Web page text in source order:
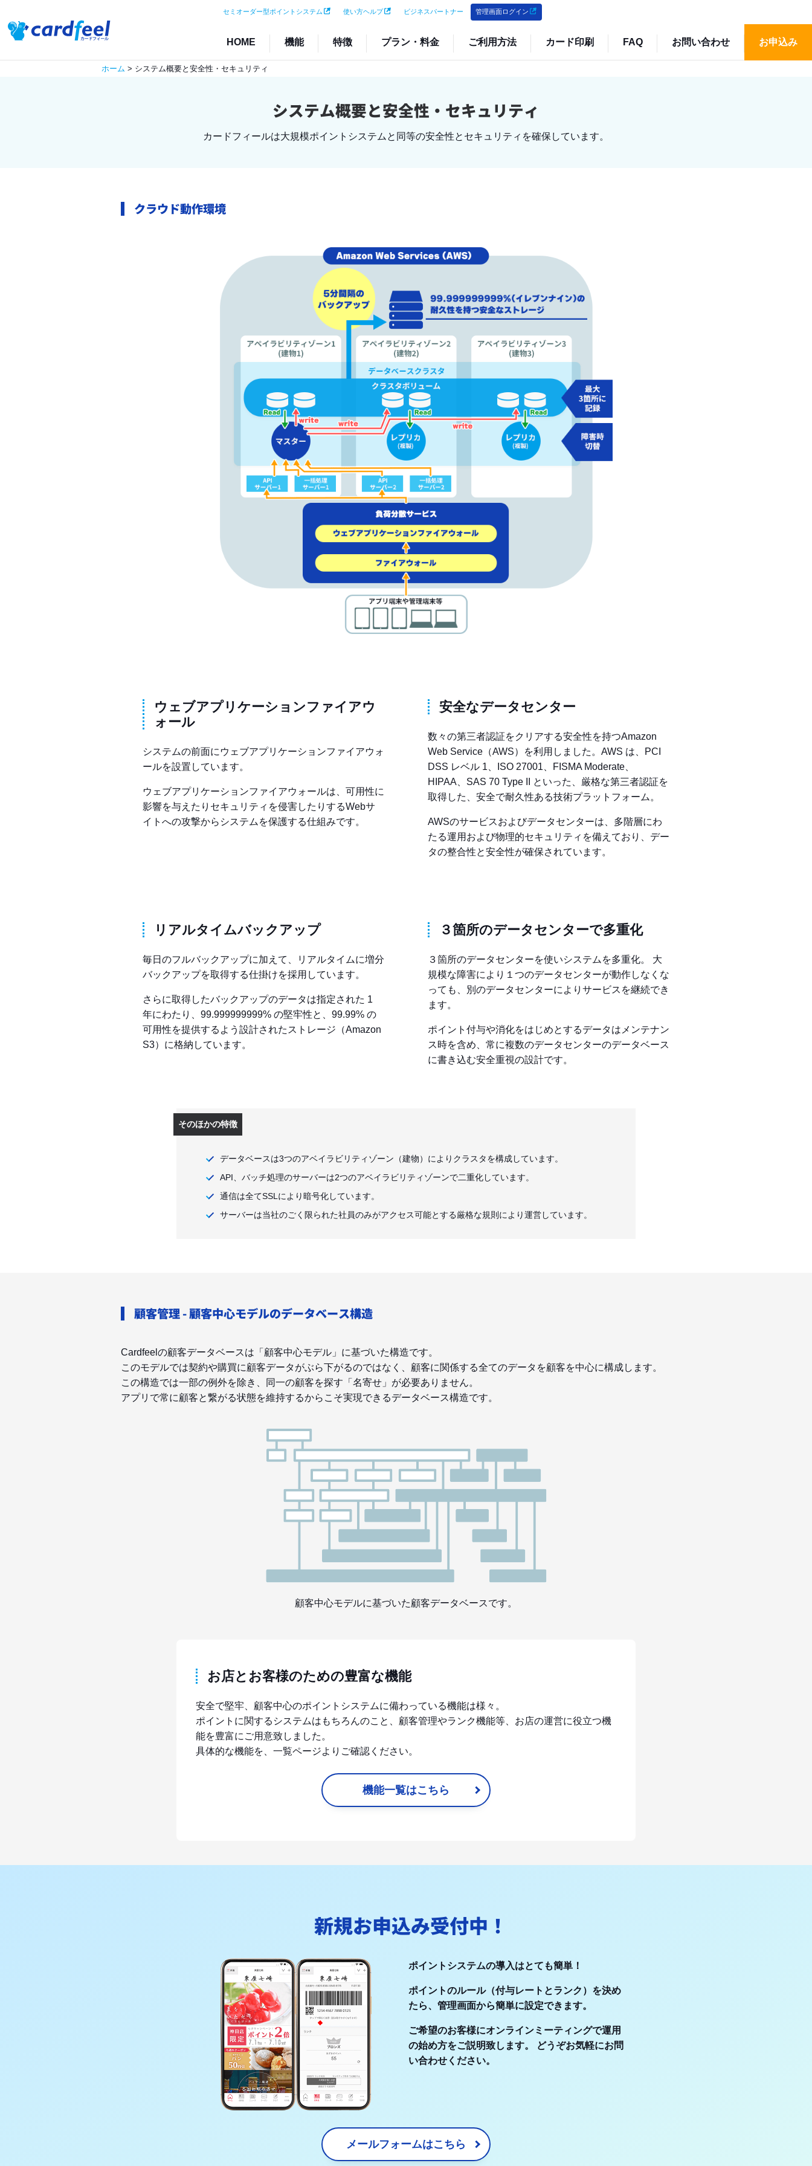
セミオーダー型ポイントシステム 使い方ヘルプ ビジネスパートナー 管理画面ログイン
HOME 機能 特徴 プラン・料金 ご利用方法 カード印刷 FAQ お問い合わせ お申込み
ホーム > システム概要と安全性・セキュリティ
システム概要と安全性・セキュリティ
カードフィールは大規模ポイントシステムと同等の安全性とセキュリティを確保しています。
クラウド動作環境
ウェブアプリケーションファイアウ
ォール
システムの前面にウェブアプリケーションファイアウォ
ールを設置しています。
ウェブアプリケーションファイアウォールは、可用性に
影響を与えたりセキュリティを侵害したりするWebサ
イトへの攻撃からシステムを保護する仕組みです。
安全なデータセンター
数々の第三者認証をクリアする安全性を持つAmazon
Web Service（AWS）を利用しました。AWS は、PCI
DSS レベル 1、ISO 27001、FISMA Moderate、
HIPAA、SAS 70 Type II といった、厳格な第三者認証を
取得した、安全で耐久性ある技術プラットフォーム。
AWSのサービスおよびデータセンターは、多階層にわ
たる運用および物理的セキュリティを備えており、デー
タの整合性と安全性が確保されています。
リアルタイムバックアップ
毎日のフルバックアップに加えて、リアルタイムに増分
バックアップを取得する仕掛けを採用しています。
さらに取得したバックアップのデータは指定された 1
年にわたり、99.999999999% の堅牢性と、99.99% の
可用性を提供するよう設計されたストレージ（Amazon
S3）に格納しています。
３箇所のデータセンターで多重化
３箇所のデータセンターを使いシステムを多重化。 大
規模な障害により１つのデータセンターが動作しなくな
っても、別のデータセンターによりサービスを継続でき
ます。
ポイント付与や消化をはじめとするデータはメンテナン
ス時を含め、常に複数のデータセンターのデータベース
に書き込む安全重視の設計です。
そのほかの特徴
データベースは3つのアベイラビリティゾーン（建物）によりクラスタを構成しています。
API、バッチ処理のサーバーは2つのアベイラビリティゾーンで二重化しています。
通信は全てSSLにより暗号化しています。
サーバーは当社のごく限られた社員のみがアクセス可能とする厳格な規則により運営しています。
顧客管理 - 顧客中心モデルのデータベース構造
Cardfeelの顧客データベースは「顧客中心モデル」に基づいた構造です。
このモデルでは契約や購買に顧客データがぶら下がるのではなく、顧客に関係する全てのデータを顧客を中心に構成します。
この構造では一部の例外を除き、同一の顧客を探す「名寄せ」が必要ありません。
アプリで常に顧客と繋がる状態を維持するからこそ実現できるデータベース構造です。
顧客中心モデルに基づいた顧客データベースです。
お店とお客様のための豊富な機能
安全で堅牢、顧客中心のポイントシステムに備わっている機能は様々。
ポイントに関するシステムはもちろんのこと、顧客管理やランク機能等、お店の運営に役立つ機
能を豊富にご用意致しました。
具体的な機能を、一覧ページよりご確認ください。
機能一覧はこちら
新規お申込み受付中！
ポイントシステムの導入はとても簡単！
ポイントのルール（付与レートとランク）を決め
たら、管理画面から簡単に設定できます。
ご希望のお客様にオンラインミーティングで運用
の始め方をご説明致します。 どうぞお気軽にお問
い合わせください。
メールフォームはこちら